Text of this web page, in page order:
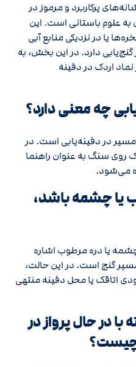
پرکاربرد و مرموز در
به علوم باستانی است. این
یا در نزدیکی منابع آبی
دارد. در این بخش، به
نماد اردک در دفینه
در دفینه‌یابی است. در
روی سنگ به عنوان راهنما
می‌شود.
یا چشمه باشد،
یا دره مرطوب اشاره
گنج است. در این حالت،
اتاقک یا محل دفینه منتهی
در حال پرواز در
چیست؟